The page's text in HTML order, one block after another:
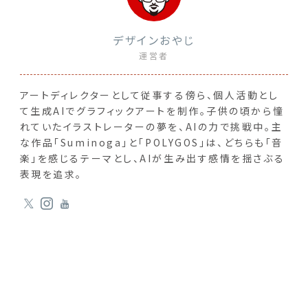
デザインおやじ
運営者
アートディレクターとして従事する傍ら、個人活動とし
て生成AIでグラフィックアートを制作。子供の頃から憧
れていたイラストレーターの夢を、AIの力で挑戦中。主
な作品「Suminoga」と「POLYGOS」は、どちらも「音
楽」を感じるテーマとし、AIが生み出す感情を揺さぶる
表現を追求。